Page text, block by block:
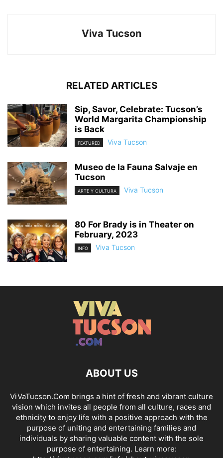
Viva Tucson
RELATED ARTICLES
Sip, Savor, Celebrate: Tucson’s
World Margarita Championship
is Back
FEATURED Viva Tucson
Museo de la Fauna Salvaje en
Tucson
ARTE Y CULTURA Viva Tucson
80 For Brady is in Theater on
February, 2023
INFO Viva Tucson
ABOUT US
ViVaTucson.Com brings a hint of fresh and vibrant culture
vision which invites all people from all culture, races and
ethnicity to enjoy life with a positive approach with the
purpose of uniting and entertaining families and
individuals by sharing valuable content with the sole
purpose of entertaining. Learn more: